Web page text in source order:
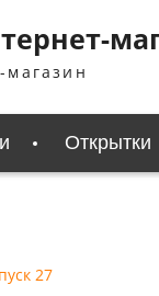
Открытки
27